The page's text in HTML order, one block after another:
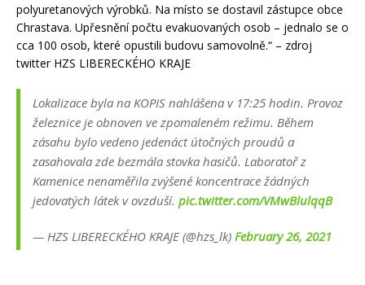
polyuretanových výrobků. Na místo se dostavil zástupce obce
Chrastava. Upřesnění počtu evakuovaných osob – jednalo se o
cca 100 osob, které opustili budovu samovolně.“ – zdroj
twitter HZS LIBERECKÉHO KRAJE
Lokalizace byla na KOPIS nahlášena v 17:25 hodin. Provoz
železnice je obnoven ve zpomaleném režimu. Během
zásahu bylo vedeno jedenáct útočných proudů a
zasahovala zde bezmála stovka hasičů. Laboratoř z
Kamenice nenaměřila zvýšené koncentrace žádných
jedovatých látek v ovzduší. pic.twitter.com/VMwBlulqqB
— HZS LIBERECKÉHO KRAJE (@hzs_lk) February 26, 2021